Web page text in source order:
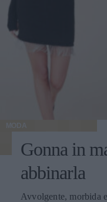
MODA
Gonna in
abbinarla
Avvolgente, morbida